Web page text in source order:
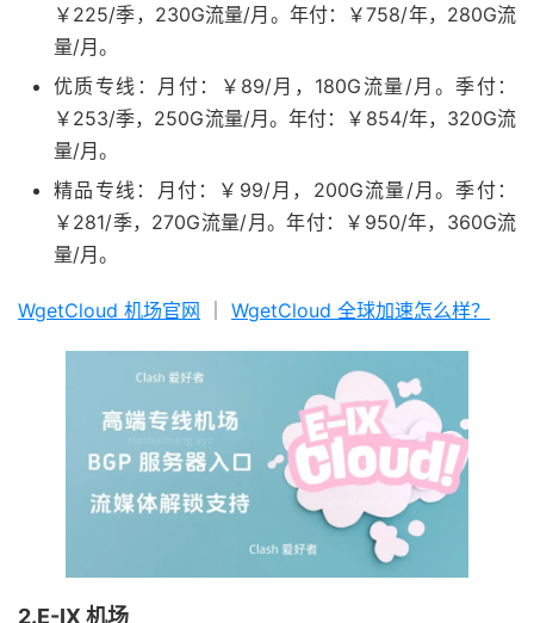
￥225/季，230G流量/月。年付：￥758/年，280G流
量/月。
优质专线：月付：￥89/月，180G流量/月。季付：
￥253/季，250G流量/月。年付：￥854/年，320G流
量/月。
精品专线：月付：￥99/月，200G流量/月。季付：
￥281/季，270G流量/月。年付：￥950/年，360G流
量/月。
WgetCloud 机场官网 WgetCloud 全球加速怎么样？
2.E-IX 机场